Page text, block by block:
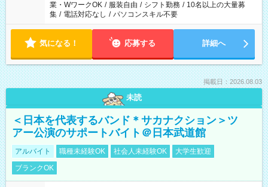
業・WワークOK / 服装自由 / シフト勤務 / 10名以上の大量募
集 / 電話対応なし / パソコンスキル不要
気になる！ 応募する 詳細へ
掲載日：2026.08.03
未読
＜日本を代表するバンド＊サカナクション＞ツ
アー公演のサポートバイト＠日本武道館
アルバイト 職種未経験OK 社会人未経験OK
大学生歓迎
ブランクOK